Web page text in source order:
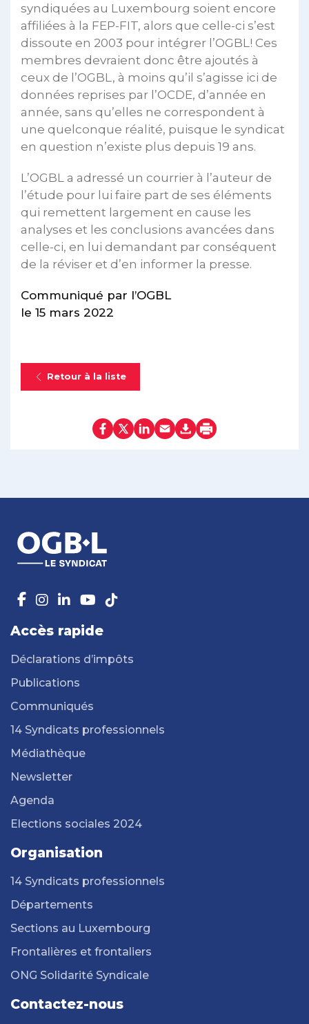
syndiquées au Luxembourg soient encore
affiliées à la FEP-FIT, alors que celle-ci s’est
dissoute en 2003 pour intégrer l’OGBL! Ces
membres devraient donc être ajoutés à
ceux de l’OGBL, à moins qu’il s’agisse ici de
données reprises par l’OCDE, d’année en
année, sans qu’elles ne correspondent à
une quelconque réalité, puisque le syndicat
en question n’existe plus depuis 19 ans.
L’OGBL a adressé un courrier à l’auteur de
l’étude pour lui faire part de ses éléments
qui remettent largement en cause les
analyses et les conclusions avancées dans
celle-ci, en lui demandant par conséquent
de la réviser et d’en informer la presse.
Communiqué par l’OGBL
le 15 mars 2022
Retour à la liste
Accès rapide
Déclarations d’impôts
Publications
Communiqués
14 Syndicats professionnels
Médiathèque
Newsletter
Agenda
Elections sociales 2024
Organisation
14 Syndicats professionnels
Départements
Sections au Luxembourg
Frontalières et frontaliers
ONG Solidarité Syndicale
Contactez-nous